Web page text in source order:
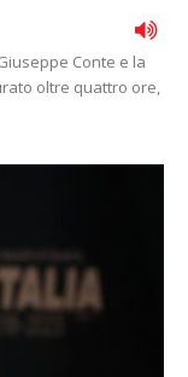
Conte e la
oltre quattro ore,